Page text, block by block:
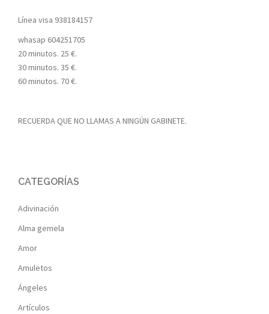
Línea visa 938184157
whasap 604251705
20 minutos. 25 €.
30 minutos. 35 €.
60 minutos. 70 €.
RECUERDA QUE NO LLAMAS A NINGÚN GABINETE.
CATEGORÍAS
Adivinación
Alma gemela
Amor
Amuletos
Ángeles
Artículos